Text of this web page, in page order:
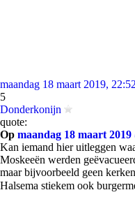
maandag 18 maart 2019,
5
Donderkonijn
quote:
Op maandag 18 maart 2019
Kan iemand hier uitleggen
Moskeeën werden
maar bijvoorbeeld geen
Halsema stiekem ook